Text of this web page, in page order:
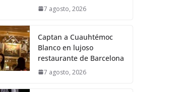
7 agosto, 2026
Captan a Cuauhtémoc
Blanco en lujoso
restaurante de Barcelona
7 agosto, 2026